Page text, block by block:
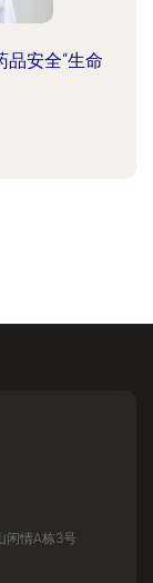
安全“生命
闲情A栋3号